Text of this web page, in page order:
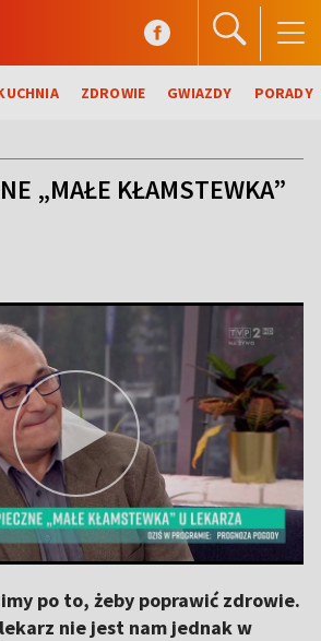
ZDROWIE GWIAZDY PORADY
„MAŁE KŁAMSTEWKA”
po to, żeby poprawić zdrowie.
nie jest nam jednak w